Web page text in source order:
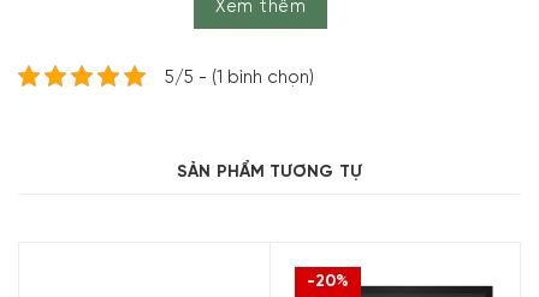
Mã sản phẩm:KM 7464 FR
W/2500 W (booster)/3000 W (TwinBooster)
Xem thêm
5/5 - (1 bình chọn)
SẢN PHẨM TƯƠNG TỰ
-20%